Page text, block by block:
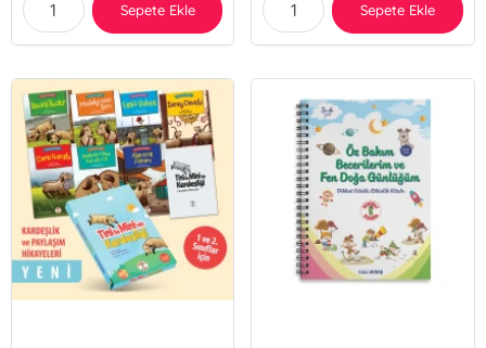
Sepete Ekle Sepete Ekle